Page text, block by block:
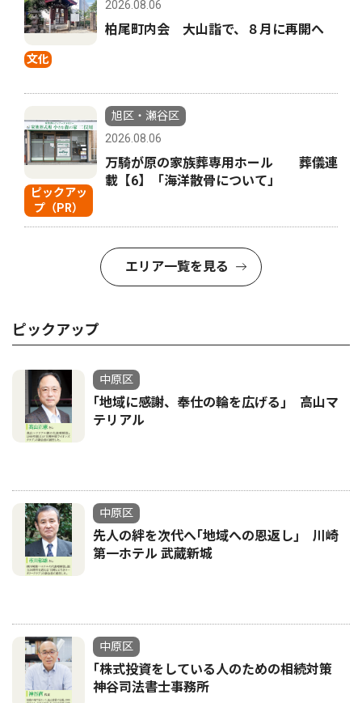
文化
2026.08.06
柏尾町内会 大山詣で、８月に再開へ
ピックアッ
プ（PR）
旭区・瀬谷区
2026.08.06
万騎が原の家族葬専用ホール 葬儀連
載【6】「海洋散骨について」
エリア一覧を見る
ピックアップ
中原区
｢地域に感謝、奉仕の輪を広げる｣ 高山マ
テリアル
中原区
先人の絆を次代へ｢地域への恩返し｣ 川崎
第一ホテル 武蔵新城
中原区
｢株式投資をしている人のための相続対策
神谷司法書士事務所